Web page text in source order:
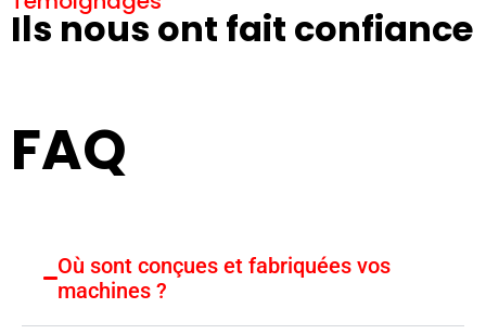
Ils nous ont fait confiance
FAQ
Où sont conçues et fabriquées vos
machines ?